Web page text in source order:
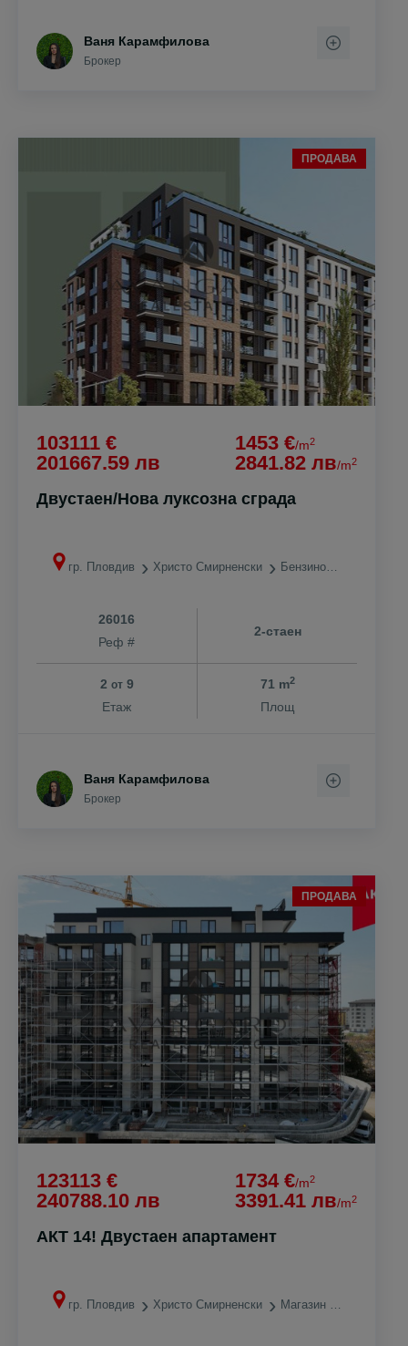
Ваня Карамфилова
Брокер
ПРОДАВА
103111 €
201667.59 лв
1453 €/m2
2841.82 лв/m2
Двустаен/Нова луксозна сграда
гр. Пловдив Христо Смирненски Бензиностанция ЕКО
26016
Реф #
2-стаен
2 от9
Етаж
71 m2
Площ
Ваня Карамфилова
Брокер
ПРОДАВА
123113 €
240788.10 лв
1734 €/m2
3391.41 лв/m2
АКТ 14! Двустаен апартамент
гр. Пловдив Христо Смирненски Магазин ЛИДЛ